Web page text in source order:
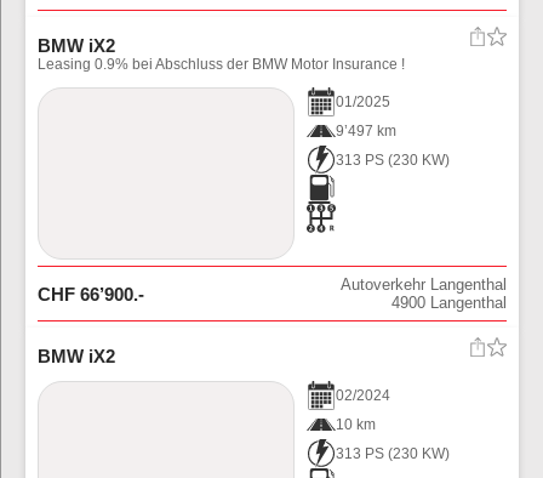
BMW iX2
Leasing 0.9% bei Abschluss der BMW Motor Insurance !
01/2025
9’497 km
313 PS (230 KW)
CHF 66’900.-
Autoverkehr Langenthal
4900 Langenthal
BMW iX2
02/2024
10 km
313 PS (230 KW)